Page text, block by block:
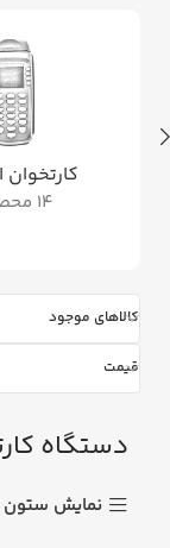
14 محصول
کالاهای موجود
قیمت
دستگاه
نمایش ستون